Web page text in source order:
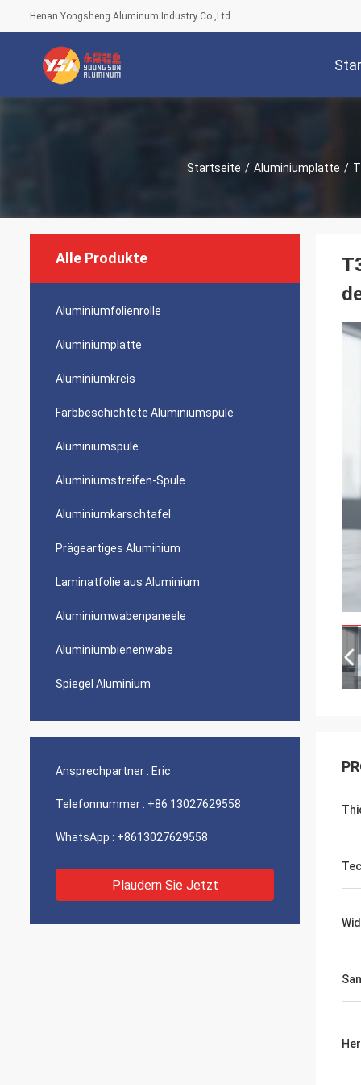
Henan Yongsheng Aluminum Industry Co.,Ltd.
Startseite / Aluminiumplatte /
Alle Produkte
Aluminiumfolienrolle
Aluminiumplatte
Aluminiumkreis
Farbbeschichtete Aluminiumspule
Aluminiumspule
Aluminiumstreifen-Spule
Aluminiumkarschtafel
Prägeartiges Aluminium
Laminatfolie aus Aluminium
Aluminiumwabenpaneele
Aluminiumbienenwabe
Spiegel Aluminium
Ansprechpartner : Eric
Telefonnummer : +86 13027629558
WhatsApp : +8613027629558
Plaudern Sie Jetzt